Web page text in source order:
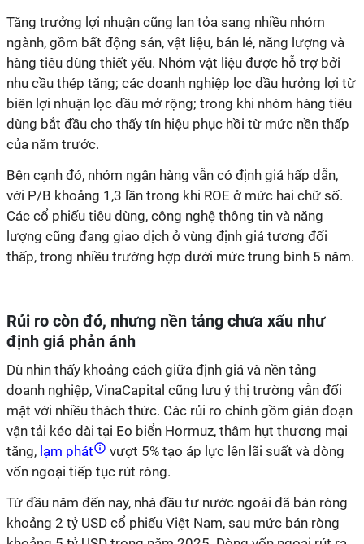
Tăng trưởng lợi nhuận cũng lan tỏa sang nhiều nhóm
ngành, gồm bất động sản, vật liệu, bán lẻ, năng lượng và
hàng tiêu dùng thiết yếu. Nhóm vật liệu được hỗ trợ bởi
nhu cầu thép tăng; các doanh nghiệp lọc dầu hưởng lợi từ
biên lợi nhuận lọc dầu mở rộng; trong khi nhóm hàng tiêu
dùng bắt đầu cho thấy tín hiệu phục hồi từ mức nền thấp
của năm trước.
Bên cạnh đó, nhóm ngân hàng vẫn có định giá hấp dẫn,
với P/B khoảng 1,3 lần trong khi ROE ở mức hai chữ số.
Các cổ phiếu tiêu dùng, công nghệ thông tin và năng
lượng cũng đang giao dịch ở vùng định giá tương đối
thấp, trong nhiều trường hợp dưới mức trung bình 5 năm.
Rủi ro còn đó, nhưng nền tảng chưa xấu như
định giá phản ánh
Dù nhìn thấy khoảng cách giữa định giá và nền tảng
doanh nghiệp, VinaCapital cũng lưu ý thị trường vẫn đối
mặt với nhiều thách thức. Các rủi ro chính gồm gián đoạn
vận tải kéo dài tại Eo biển Hormuz, thâm hụt thương mại
tăng, lạm phát
vượt 5% tạo áp lực lên lãi suất và dòng
vốn ngoại tiếp tục rút ròng.
Từ đầu năm đến nay, nhà đầu tư nước ngoài đã bán ròng
khoảng 2 tỷ USD cổ phiếu Việt Nam, sau mức bán ròng